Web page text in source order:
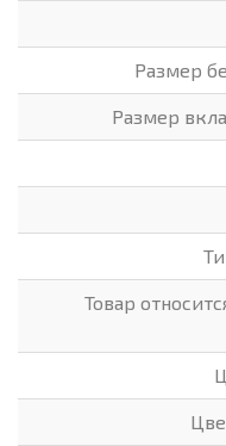
Размер
Размер
Товар